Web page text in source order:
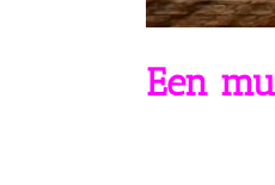
Een